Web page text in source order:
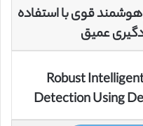
قوی با استفاده
عمیق
Robust
Detection Using